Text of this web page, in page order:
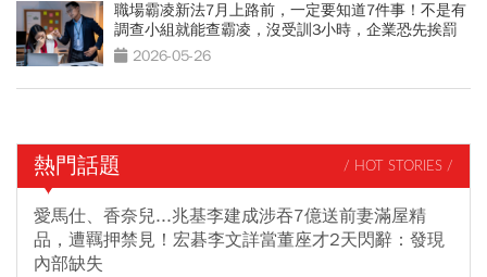
職場霸凌新法7月上路前，一定要知道7件事！不是有
調查小組就能查霸凌，沒受訓3小時，企業恐先挨罰
2026-05-26
熱門話題 / HOT STORIES /
愛馬仕、香奈兒...兆基李建成涉吞7億送前妻滿屋精
品，遭羈押禁見！宏碁李文詳當董座才2天閃辭：發現
內部缺失